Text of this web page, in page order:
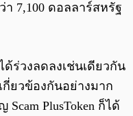
7,100 ดอลลาร์สหรัฐ
ร่วงลดลงเช่นเดียวกัน
กี่ยวข้องกันอย่างมาก
PlusToken ก็ได้